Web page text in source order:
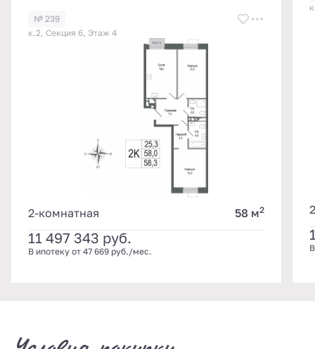
№ 239
к.2, Секция 6, Этаж 4
2-комнатная 58 м2
11 497 343 руб.
В ипотеку от 47 669 руб./мес.